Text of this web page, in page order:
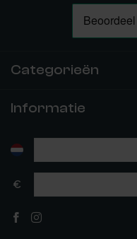
Categorieën
Informatie
€